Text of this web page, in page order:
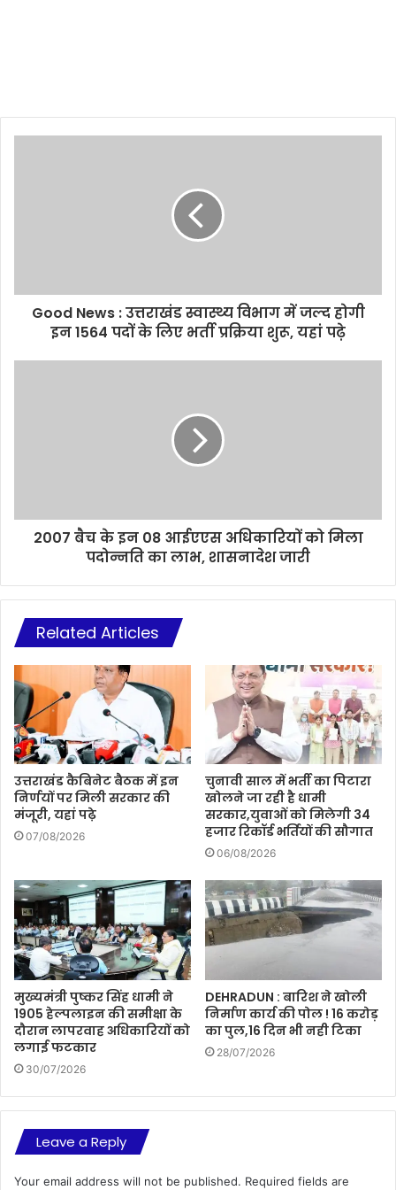
Good News : उत्तराखंड स्वास्थ्य विभाग में जल्द होगी
इन 1564 पदों के लिए भर्ती प्रक्रिया शुरू, यहां पढ़े
2007 बैच के इन 08 आईएएस अधिकारियों को मिला
पदोन्नति का लाभ, शासनादेश जारी
Related Articles
उत्तराखंड कैबिनेट बैठक में इन
निर्णयों पर मिली सरकार की
मंजूरी, यहां पढ़े
07/08/2026
चुनावी साल में भर्ती का पिटारा
खोलने जा रही है धामी
सरकार,युवाओं को मिलेगी 34
हजार रिकॉर्ड भर्तियों की सौगात
06/08/2026
मुख्यमंत्री पुष्कर सिंह धामी ने
1905 हेल्पलाइन की समीक्षा के
दौरान लापरवाह अधिकारियों को
लगाई फटकार
30/07/2026
DEHRADUN : बारिश ने खोली
निर्माण कार्य की पोल ! 16 करोड़
का पुल,16 दिन भी नही टिका
28/07/2026
Leave a Reply
Your email address will not be published. Required fields are